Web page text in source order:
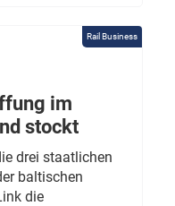
Rail Business
im
stockt
drei staatlichen
baltischen
die